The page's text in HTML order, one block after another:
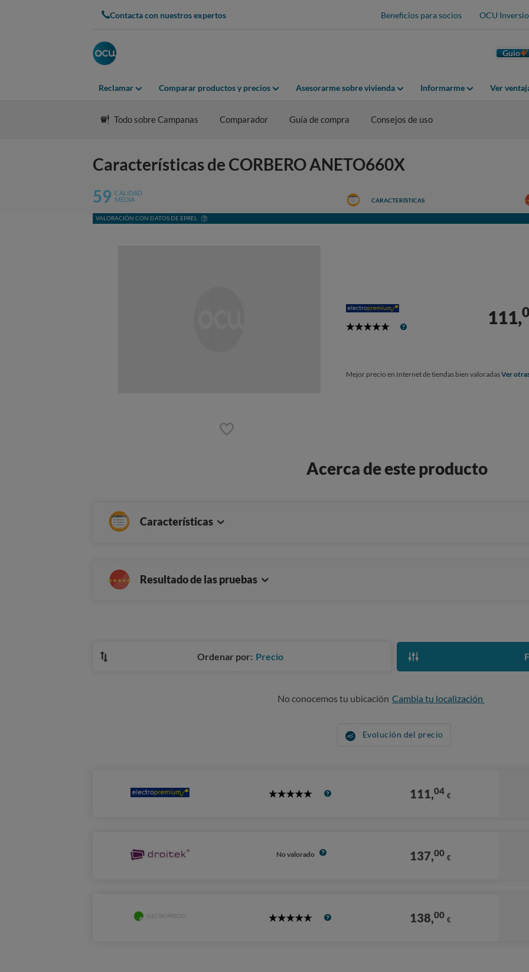
Contacta con nuestros expertos Beneficios para socios OCU
Guio
Reclamar Comparar productos y precios Asesorarme sobre vivienda Informarme Ver
Todo sobre Campanas Comparador Guía de compra Consejos de uso
Características de CORBERO ANETO660X
59 CALIDAD
MEDIA
VALORACIÓN CON DATOS DE EPREL
CARACTERÍSTICAS
5
111,
Mejor precio en Internet de tiendas bien valoradasVer
Acerca de este producto
Características
Resultado de las pruebas
Ordenar por: Precio
No conocemos tu ubicación Cambia tu localización
Evolución del precio
5
111,04 €
No valorado 137,00 €
5
138,00 €